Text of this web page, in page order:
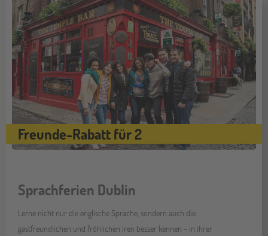
Freunde-Rabatt für 2
Sprachferien Dublin
Lerne nicht nur die englische Sprache, sondern auch die
gastfreundlichen und fröhlichen Iren besser kennen - in ihrer